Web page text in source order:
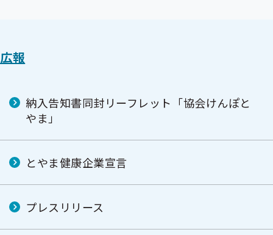
広報
納入告知書同封リーフレット「協会けんぽと
やま」
とやま健康企業宣言
プレスリリース